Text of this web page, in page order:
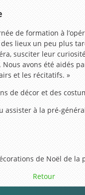
de formation à
lieux un peu plus
susciter leur
avons été aidés
et les récitatifs. »
de décor et des
à la pré-
de Noël de
Retour